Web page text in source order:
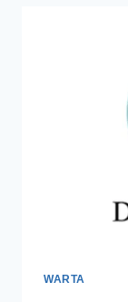
WARTA